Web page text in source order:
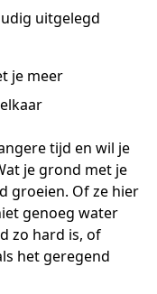
uitgelegd
je meer
tijd en wil je
je grond met je
groeien. Of ze hier
genoeg water
zo hard is, of
het geregend